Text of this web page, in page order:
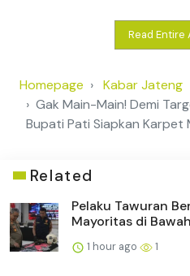
Read Entire
Homepage
Kabar Jateng
Gak Main-Main! Demi
Bupati Pati Siapkan Karpet
Related
Pelaku Tawuran
Mayoritas di
1 hour ago 1